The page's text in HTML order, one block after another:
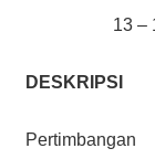
13 –
DESKRIPSI